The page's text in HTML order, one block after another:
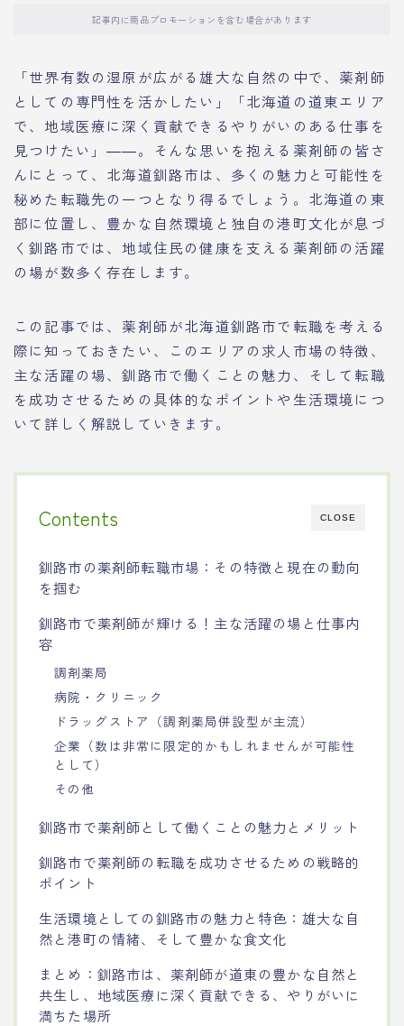
記事内に商品プロモーションを含む場合があります
「世界有数の湿原が広がる雄大な自然の中で、薬剤師
としての専門性を活かしたい」「北海道の道東エリア
で、地域医療に深く貢献できるやりがいのある仕事を
見つけたい」――。そんな思いを抱える薬剤師の皆さ
んにとって、北海道釧路市は、多くの魅力と可能性を
秘めた転職先の一つとなり得るでしょう。北海道の東
部に位置し、豊かな自然環境と独自の港町文化が息づ
く釧路市では、地域住民の健康を支える薬剤師の活躍
の場が数多く存在します。
この記事では、薬剤師が北海道釧路市で転職を考える
際に知っておきたい、このエリアの求人市場の特徴、
主な活躍の場、釧路市で働くことの魅力、そして転職
を成功させるための具体的なポイントや生活環境につ
いて詳しく解説していきます。
CLOSE
Contents
釧路市の薬剤師転職市場：その特徴と現在の動向
を掴む
釧路市で薬剤師が輝ける！主な活躍の場と仕事内
容
調剤薬局
病院・クリニック
ドラッグストア（調剤薬局併設型が主流）
企業（数は非常に限定的かもしれませんが可能性
として）
その他
釧路市で薬剤師として働くことの魅力とメリット
釧路市で薬剤師の転職を成功させるための戦略的
ポイント
生活環境としての釧路市の魅力と特色：雄大な自
然と港町の情緒、そして豊かな食文化
まとめ：釧路市は、薬剤師が道東の豊かな自然と
共生し、地域医療に深く貢献できる、やりがいに
満ちた場所